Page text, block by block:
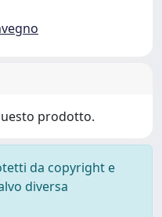
prodotto.
da copyright e
diversa